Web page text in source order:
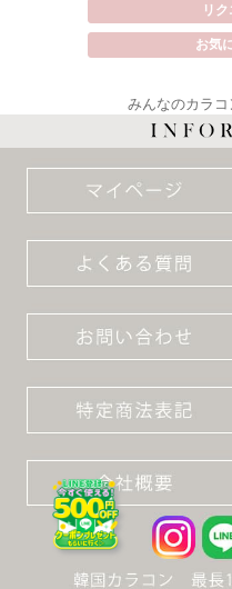
リ
お気
みんなのカラ